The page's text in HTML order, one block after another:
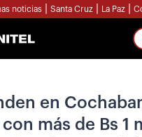
noticias Santa Cruz La Paz
en
más de Bs 1